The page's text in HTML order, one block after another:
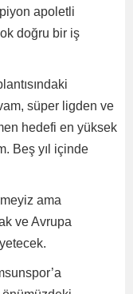
apoletli
doğru bir iş
süper ligden ve
hedefi en yüksek
Beş yıl içinde
ama
ve Avrupa